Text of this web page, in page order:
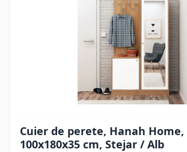
Cuier de perete, Hanah Home,
100x180x35 cm, Stejar / Alb